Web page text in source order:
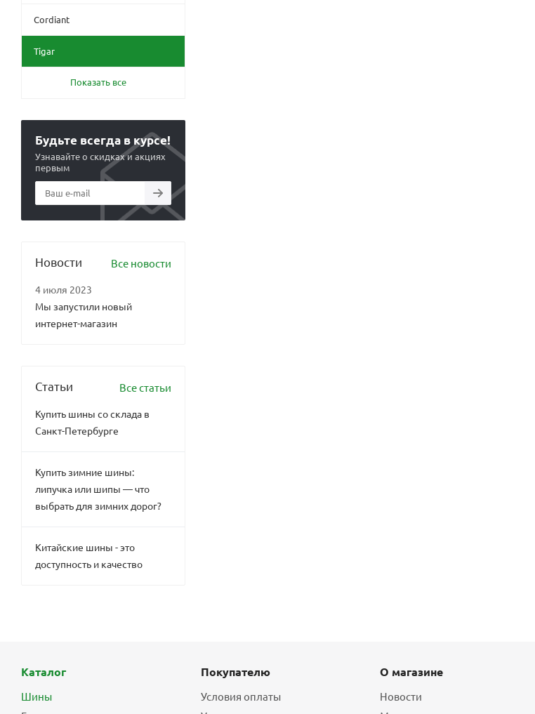
Cordiant
Tigar
Показать все
Будьте всегда в курсе!
Узнавайте о скидках и акциях
первым
Новости Все новости
4 июля 2023
Мы запустили новый
интернет-магазин
Статьи Все статьи
Купить шины со склада в
Санкт-Петербурге
Купить зимние шины:
липучка или шипы — что
выбрать для зимних дорог?
Китайские шины - это
доступность и качество
Каталог
Шины
Покупателю
Условия оплаты
О магазине
Новости